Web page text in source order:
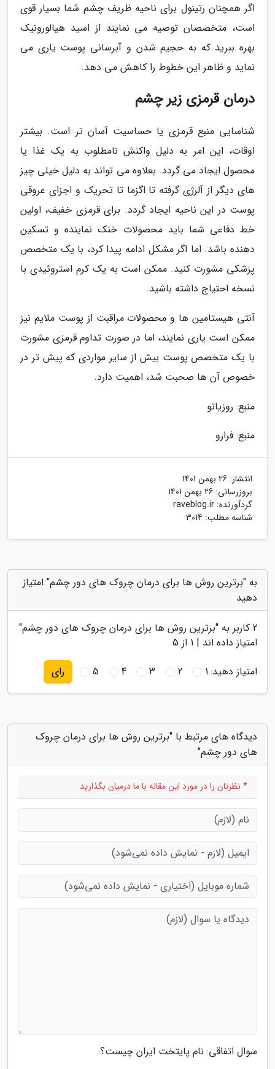
اگر همچنان رتینول برای ناحیه ظریف چشم شما بسیار قوی
است، متخصصان توصیه می نمایند از اسید هیالورونیک
بهره ببرید که به حجیم شدن و آبرسانی پوست یاری می
نماید و ظاهر این خطوط را کاهش می دهد.
درمان قرمزی زیر چشم
شناسایی منبع قرمزی یا حساسیت آسان تر است. بیشتر
اوقات، این امر به دلیل واکنش نامطلوب به یک غذا یا
محصول ایجاد می گردد. بعلاوه می تواند به دلیل خیلی چیز
های دیگر از آلرژی گرفته تا اگزما تا تحریک و اجزای عروقی
پوست در این ناحیه ایجاد گردد. برای قرمزی خفیف، اولین
خط دفاعی شما باید محصولات خنک نماینده و تسکین
دهنده باشد. اما اگر مشکل ادامه پیدا کرد، با یک متخصص
پزشکی مشورت کنید. ممکن است به یک کرم استروئیدی با
نسخه احتیاج داشته باشید.
آنتی هیستامین ها و محصولات مراقبت از پوست ملایم نیز
ممکن است یاری نمایند، اما در صورت تداوم قرمزی مشورت
با یک متخصص پوست بیش از سایر مواردی که پیش تر در
خصوص آن ها صحبت شد، اهمیت دارد.
منبع: روزیاتو
منبع: فرارو
انتشار: 26 بهمن 1401
بروزرسانی: 26 بهمن 1401
گردآورنده: raveblog.ir
شناسه مطلب: 3014
به "برترین روش ها برای درمان چروک های دور چشم" امتیاز
دهید
2 کاربر به "برترین روش ها برای درمان چروک های دور چشم"
امتیاز داده اند | 1 از 5
امتیاز دهید:1
2
3
4
5 رای
دیدگاه های مرتبط با "برترین روش ها برای درمان چروک
های دور چشم"
* نظرتان را در مورد این مقاله با ما درمیان بگذارید
سوال اتفاقی: نام پایتخت ایران چیست؟